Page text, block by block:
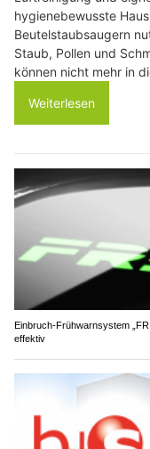
hygienebewusste
Beutelstaubsaugern
Staub, Pollen und
können nicht mehr in
Weiterlesen
Einbruch-Frühwarnsystem
effektiv